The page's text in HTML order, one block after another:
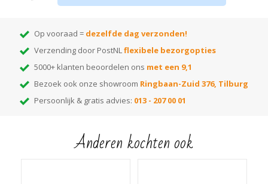
Eerst reinigen met
uitgebreid onderhoudsadvies!
Op vooraad = dezelfde dag verzonden!
Verzending door PostNLflexibele bezorgopties
5000+ klanten beoordelen ons met een 9,1
Bezoek ook onze showroom Ringbaan-Zuid 376, Tilburg
Persoonlijk & gratis advies: 013 - 207 00 01
Anderen kochten ook